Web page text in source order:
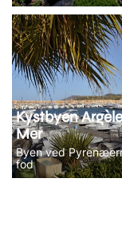
Kystbyen
Mer
Byen ved
fod